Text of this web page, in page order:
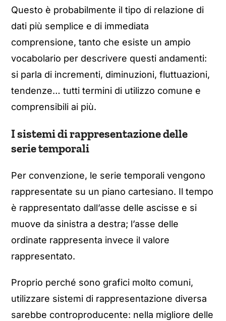
Questo è probabilmente il tipo di relazione di
dati più semplice e di immediata
comprensione, tanto che esiste un ampio
vocabolario per descrivere questi andamenti:
si parla di incrementi, diminuzioni, fluttuazioni,
tendenze… tutti termini di utilizzo comune e
comprensibili ai più.
I sistemi di rappresentazione delle
serie temporali
Per convenzione, le serie temporali vengono
rappresentate su un piano cartesiano. Il tempo
è rappresentato dall’asse delle ascisse e si
muove da sinistra a destra; l’asse delle
ordinate rappresenta invece il valore
rappresentato.
Proprio perché sono grafici molto comuni,
utilizzare sistemi di rappresentazione diversa
sarebbe controproducente: nella migliore delle